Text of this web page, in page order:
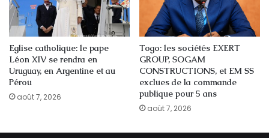
Eglise catholique: le pape
Léon XIV se rendra en
Uruguay, en Argentine et au
Pérou
août 7, 2026
Togo: les sociétés EXERT
GROUP, SOGAM
CONSTRUCTIONS, et EM SS
exclues de la commande
publique pour 5 ans
août 7, 2026